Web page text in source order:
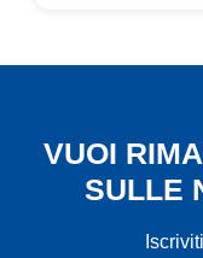
VUOI
SULLE